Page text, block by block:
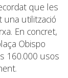
que les
una utilització
En concret,
Obispo
160.000 usos